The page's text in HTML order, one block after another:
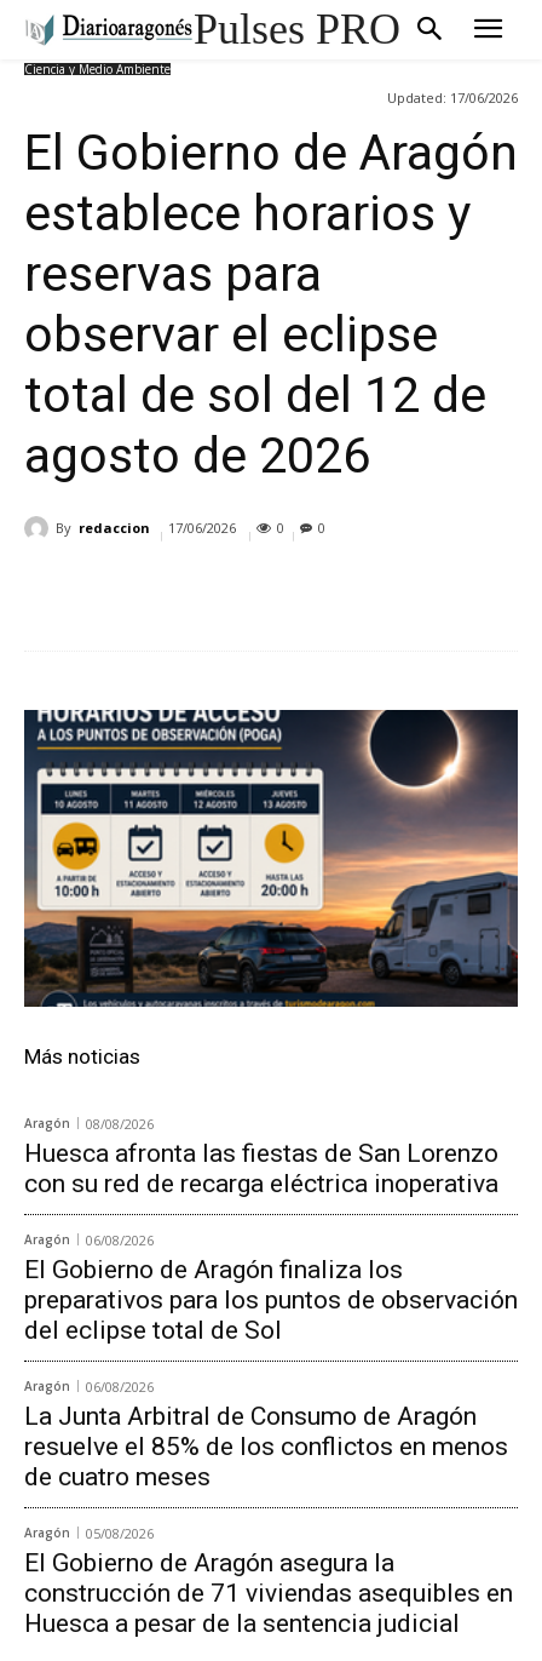
Pulses PRO
Ciencia y Medio Ambiente
Updated: 17/06/2026
El Gobierno de Aragón
establece horarios y
reservas para
observar el eclipse
total de sol del 12 de
agosto de 2026
By redaccion 17/06/2026 0 0
Más noticias
Aragón 08/08/2026
Huesca afronta las fiestas de San Lorenzo
con su red de recarga eléctrica inoperativa
Aragón 06/08/2026
El Gobierno de Aragón finaliza los
preparativos para los puntos de observación
del eclipse total de Sol
Aragón 06/08/2026
La Junta Arbitral de Consumo de Aragón
resuelve el 85% de los conflictos en menos
de cuatro meses
Aragón 05/08/2026
El Gobierno de Aragón asegura la
construcción de 71 viviendas asequibles en
Huesca a pesar de la sentencia judicial